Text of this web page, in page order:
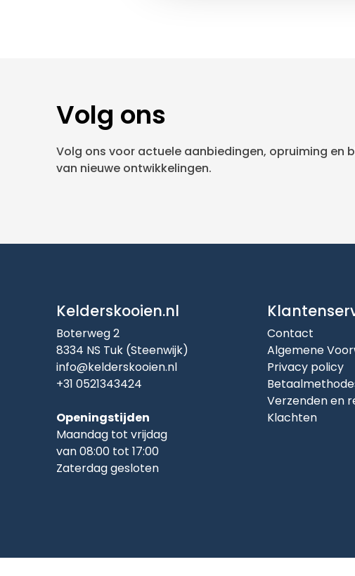
Volg ons
Volg ons voor actuele aanbiedingen, opruiming en
van nieuwe ontwikkelingen.
Kelderskooien.nl
Boterweg 2
8334 NS Tuk (Steenwijk)
info@kelderskooien.nl
+31 0521343424
Openingstijden
Maandag tot vrijdag
van 08:00 tot 17:00
Zaterdag gesloten
Contact
Algemene
Privacy policy
Verzenden en
Klachten